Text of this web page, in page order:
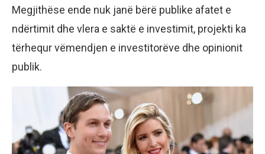
Megjithëse ende nuk janë bërë publike afatet e
ndërtimit dhe vlera e saktë e investimit, projekti ka
tërhequr vëmendjen e investitorëve dhe opinionit
publik.